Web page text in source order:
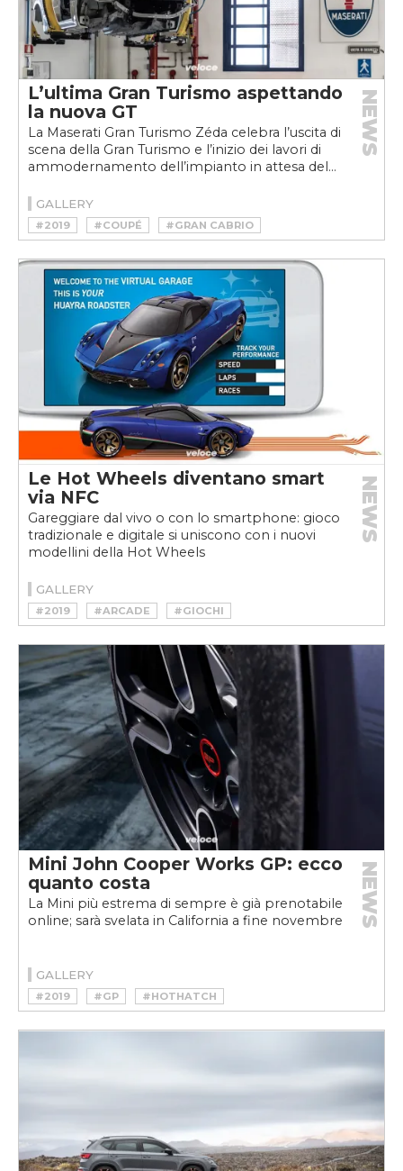
L’ultima Gran Turismo aspettando
la nuova GT
La Maserati Gran Turismo Zéda celebra l’uscita di
scena della Gran Turismo e l’inizio dei lavori di
ammodernamento dell’impianto in attesa del...
NEWS
GALLERY
#2019 #COUPÉ
#GRAN CABRIO
#GRAN TURISMO
#GRANTURISMO
#GT
#MASERATI
#MASERATI GRAN TURISMO
Le Hot Wheels diventano smart
via NFC
Gareggiare dal vivo o con lo smartphone: gioco
tradizionale e digitale si uniscono con i nuovi
modellini della Hot Wheels
NEWS
GALLERY
#2019 #ARCADE
#GIOCHI
#HOT WHEELS
#HOT WHEELS ID
Mini John Cooper Works GP: ecco
quanto costa
La Mini più estrema di sempre è già prenotabile
online; sarà svelata in California a fine novembre
NEWS
GALLERY
#2019 #GP
#HOTHATCH
#JOHN COOPER WORKS
#MINI
#MINI JOHN COOPER WORKS GP